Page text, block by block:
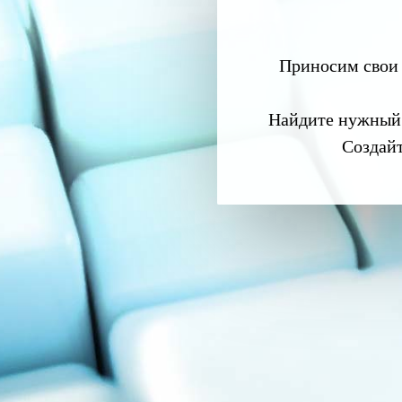
Приносим свои
Найдите